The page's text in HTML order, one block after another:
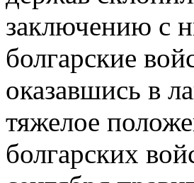
заключению с
болгарские
оказавшись в
тяжелое
болгарских